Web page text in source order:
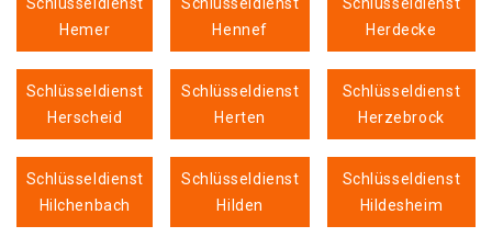
Hemer
Hennef
Herdecke
Schlüsseldienst
Herscheid
Schlüsseldienst
Herten
Schlüsseldienst
Herzebrock
Schlüsseldienst
Hilchenbach
Schlüsseldienst
Hilden
Schlüsseldienst
Hildesheim